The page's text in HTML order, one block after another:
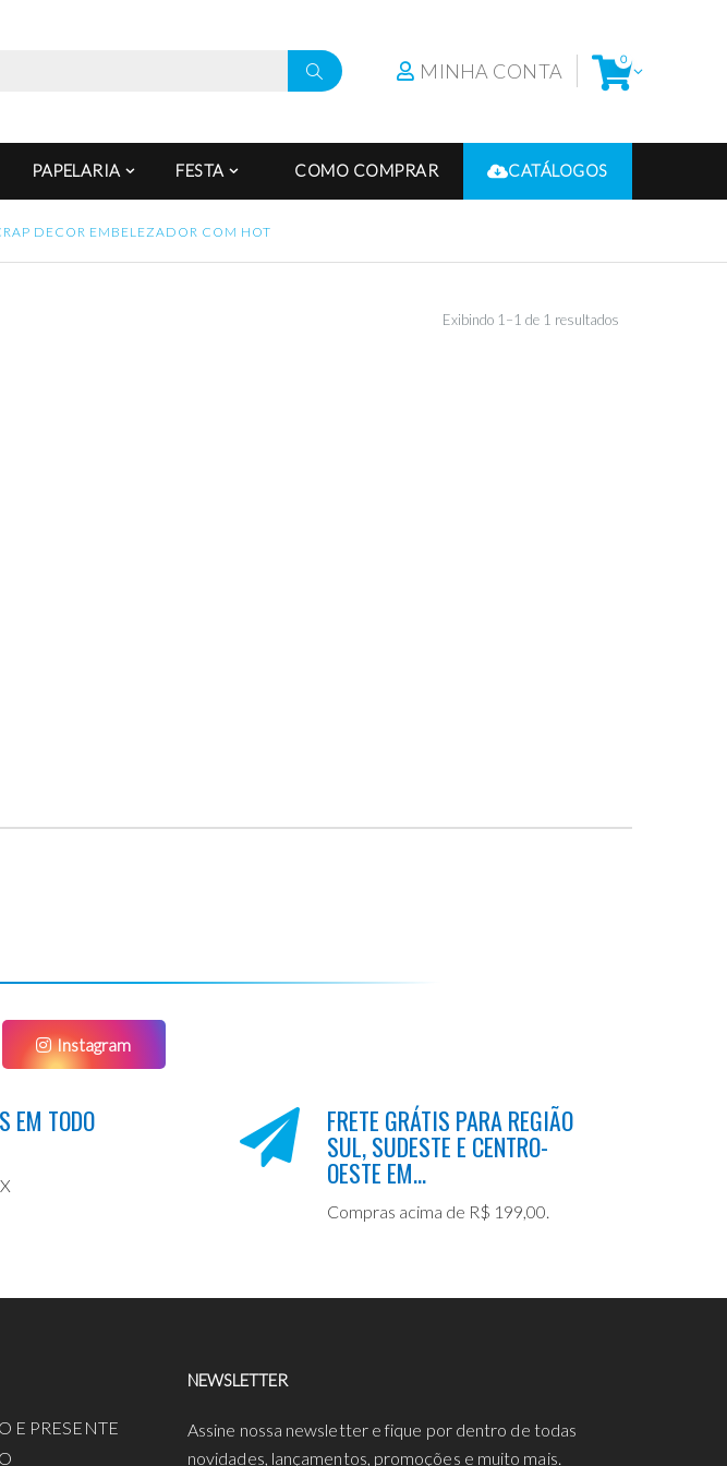
MINHA CONTA 0
PAPELARIA FESTA COMO COMPRAR CATÁLOGOS
DECOR EMBELEZADOR COM HOT
Exibindo 1–1 de 1 resultados
Instagram
EM TODO FRETE GRÁTIS PARA REGIÃO
SUL, SUDESTE E CENTRO-
OESTE EM...
Compras acima de R$ 199,00.
E PRESENTE
NEWSLETTER
Assine nossa newsletter e fique por dentro de todas
novidades, lançamentos, promoções e muito mais.